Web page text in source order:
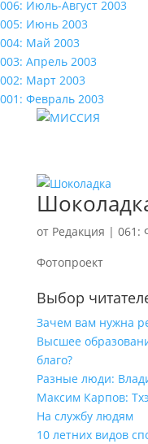
006: Июль-Август 2003
005: Июнь 2003
004: Май 2003
003: Апрель 2003
002: Март 2003
001: Февраль 2003
от Редакция | 061:
Фотопроект
Выбор
Зачем вам нужна
Высшее
благо?
Разные люди:
Максим Карпов:
На службу людям
10 летних видов